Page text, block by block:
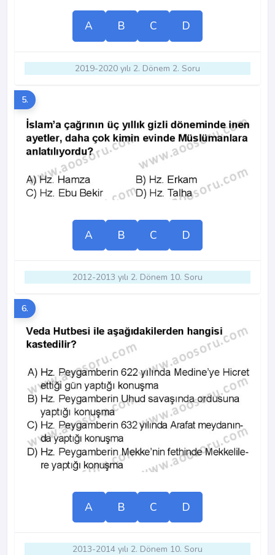
A B C D
2019-2020 yılı 2. Dönem 2. Soru
5.
A B C D
2012-2013 yılı 2. Dönem 10. Soru
6.
A B C D
2013-2014 yılı 2. Dönem 10. Soru